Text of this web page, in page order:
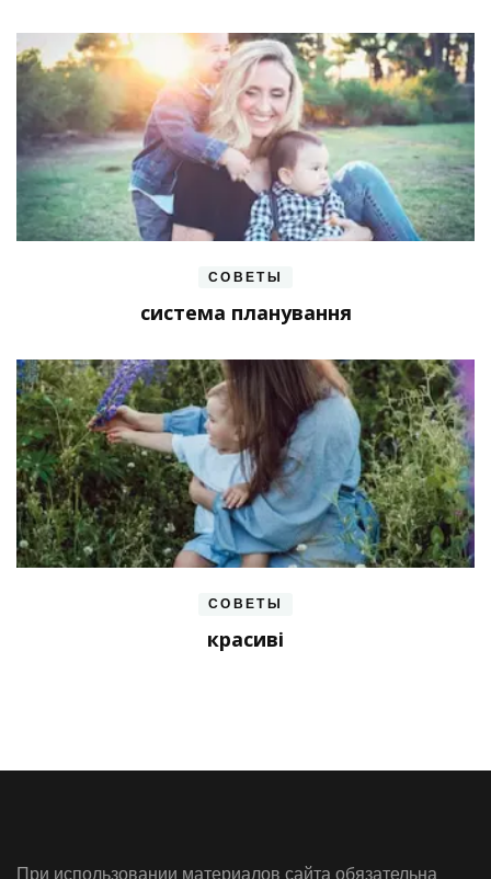
СОВЕТЫ
система планування
СОВЕТЫ
красиві
При использовании материалов сайта обязательна